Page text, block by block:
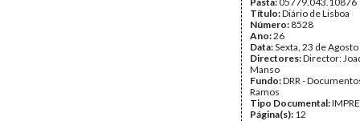
Título:Diário de Lisboa
Número: 8528
Ano:26
Data:Sexta, 23 de
Directores:Director:
Manso
Fundo:DRR -
Ramos
Tipo Documental:
Página(s): 12